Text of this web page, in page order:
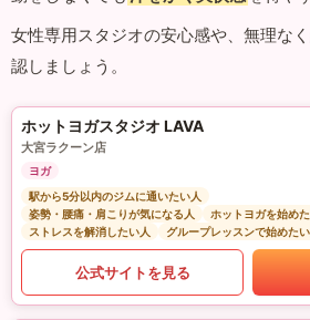
女性専用スタジオの安心感や、無理な
認しましょう。
ホットヨガスタジオ LAVA
大宮ラクーン店
ヨガ
駅から5分以内のジムに通いたい人
姿勢・腰痛・肩こりが気になる人
ホットヨガを始め
ストレスを解消したい人
グループレッスンで始めた
公式サイトを見る